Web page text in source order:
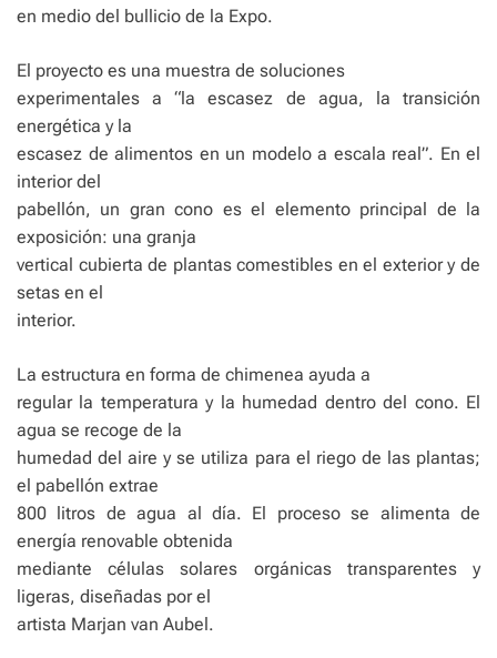
en medio del bullicio de la Expo.
El proyecto es una muestra de soluciones
experimentales a “la escasez de agua, la transición
energética y la
escasez de alimentos en un modelo a escala real”. En el
interior del
pabellón, un gran cono es el elemento principal de la
exposición: una granja
vertical cubierta de plantas comestibles en el exterior y de
setas en el
interior.
La estructura en forma de chimenea ayuda a
regular la temperatura y la humedad dentro del cono. El
agua se recoge de la
humedad del aire y se utiliza para el riego de las plantas;
el pabellón extrae
800 litros de agua al día. El proceso se alimenta de
energía renovable obtenida
mediante células solares orgánicas transparentes y
ligeras, diseñadas por el
artista Marjan van Aubel.